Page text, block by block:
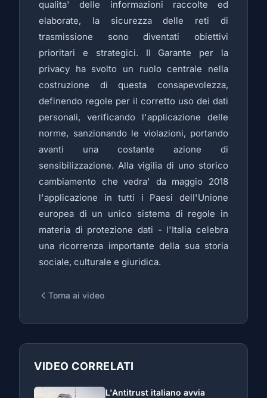
qualita' delle informazioni raccolte ed
elaborate, la sicurezza delle reti di
trasmissione sono diventati obiettivi
prioritari e strategici. Il Garante per la
privacy ha svolto un ruolo centrale nella
costruzione di questa consapevolezza,
definendo regole per il corretto uso dei dati
personali, verificando l'applicazione delle
norme, sanzionando le violazioni, portando
avanti una costante azione di
sensibilizzazione. Alla vigilia di uno storico
cambiamento che vedra' da maggio 2018
l'applicazione in tutti i Paesi dell'Unione
europea di un unico sistema di regole in
materia di protezione dati - l'Italia celebra
una ricorrenza importante della sua storia
sociale, culturale e giuridica.
Torna ai video
VIDEO CORRELATI
L'Antitrust italiano avvia